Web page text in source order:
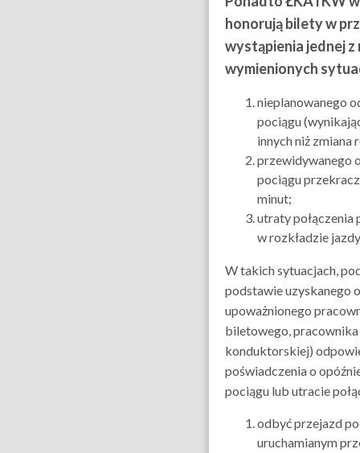
honorują bilety w
wystąpienia jednej z
wymienionych
nieplanowanego
pociągu
innych niż zmiana
przewidywanego
pociągu
minut;
utraty połączenia
w rozkładzie
W takich sytuacjach,
podstawie uzyskanego
upoważnionego
biletowego,
konduktorskiej)
poświadczenia o
pociągu lub utracie
odbyć przejazd
uruchamianym